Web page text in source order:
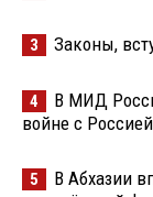
3 Законы,
4
В МИД
войне с Россией
5
В Абхазии